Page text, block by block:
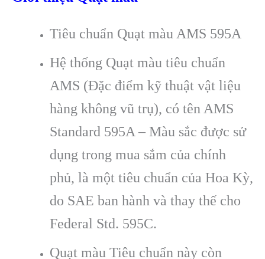
Tiêu chuẩn Quạt màu AMS 595A
Hệ thống Quạt màu tiêu chuẩn
AMS (Đặc điểm kỹ thuật vật liệu
hàng không vũ trụ), có tên AMS
Standard 595A – Màu sắc được sử
dụng trong mua sắm của chính
phủ, là một tiêu chuẩn của Hoa Kỳ,
do SAE ban hành và thay thế cho
Federal Std. 595C.
Quạt màu Tiêu chuẩn này còn